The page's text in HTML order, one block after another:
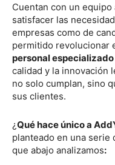
Cuentan con un
satisfacer las
empresas como de
permitido revolucionar
personal especializado
calidad y la innovación
no solo cumplan, sino
sus clientes.
¿Qué hace único a
planteado en una serie
que abajo analizamos: